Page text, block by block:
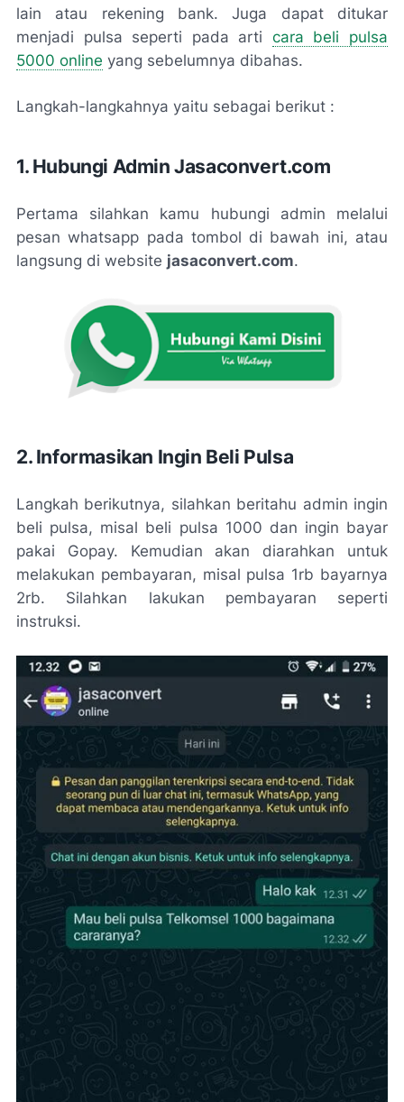
lain atau rekening bank. Juga dapat ditukar
menjadi pulsa seperti pada arti cara beli pulsa
5000 online yang sebelumnya dibahas.
Langkah-langkahnya yaitu sebagai berikut :
1. Hubungi Admin Jasaconvert.com
Pertama silahkan kamu hubungi admin melalui
pesan whatsapp pada tombol di bawah ini, atau
langsung di website jasaconvert.com.
2. Informasikan Ingin Beli Pulsa
Langkah berikutnya, silahkan beritahu admin ingin
beli pulsa, misal beli pulsa 1000 dan ingin bayar
pakai Gopay. Kemudian akan diarahkan untuk
melakukan pembayaran, misal pulsa 1rb bayarnya
2rb. Silahkan lakukan pembayaran seperti
instruksi.